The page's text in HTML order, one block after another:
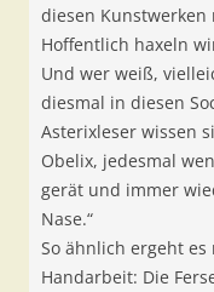
diesen
Hoffentlich haxeln
Und wer weiß,
diesmal in diesen
Asterixleser wissen
Obelix, jedesmal
gerät und immer
Nase.“
So ähnlich ergeht
Handarbeit: Die